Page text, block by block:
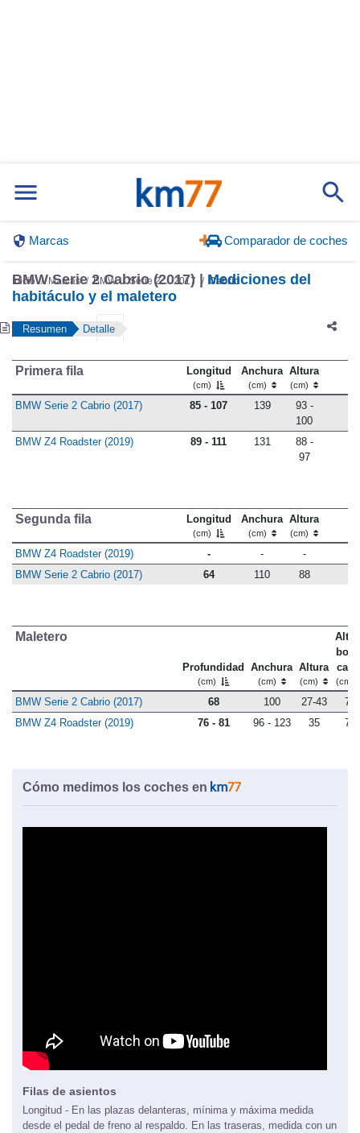
Marcas Comparador de coches
Inicio Marcas BMW Serie 2 2017 Cabrio
BMW Serie 2 Cabrio (2017) | Mediciones del
habitáculo y el maletero
Resumen Detalle
Primera fila Longitud
(cm)
Anchura
(cm)
Altura
(cm)
BMW Serie 2 Cabrio (2017) 85 - 107 139
93 -
100
BMW Z4 Roadster (2019)
89 - 111 131
88 -
97
Segunda fila Longitud
(cm)
Anchura
(cm)
Altura
(cm)
BMW Z4 Roadster (2019) - -
-
BMW Serie 2 Cabrio (2017)
64 110 88
Maletero
Profundidad
(cm)
Anchura
(cm)
Altura
(cm) (cm)
BMW Serie 2 Cabrio (2017) 68 100 27-43
72
BMW Z4 Roadster (2019)
76 - 81 96 - 123 35 73
Cómo medimos los coches en
Filas de asientos
Longitud - En las plazas delanteras, mínima y máxima medida
desde el pedal de freno al respaldo. En las traseras, medida con un